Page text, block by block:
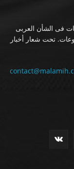
فى الشأن العربى
تحت شعار أخبار